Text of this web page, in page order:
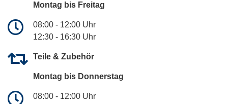
Montag bis Freitag
08:00 - 12:00 Uhr
12:30 - 16:30 Uhr
Teile & Zubehör
Montag bis Donnerstag
08:00 - 12:00 Uhr